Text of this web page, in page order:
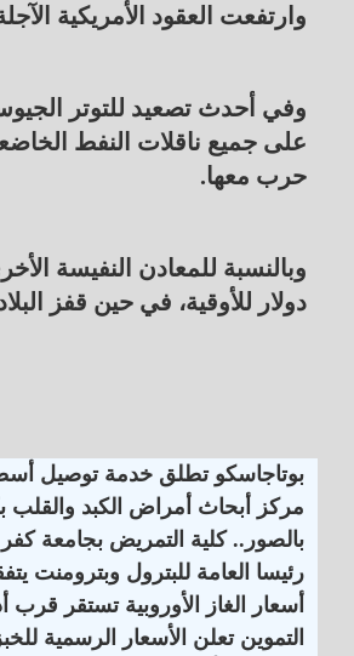
وارتفعت العقود الأمريكية الآجلة للذهب تسليم
وفي أحدث تصعيد للتوتر
على جميع ناقلات النفط
حرب معها.
دولار للأوقية، في حين قفز البلاديوم 6.1 بالمئة إلى 1865.93
بوتاجاسكو تطلق خدمة توصيل
مركز أبحاث أمراض الكبد والقلب
بالصور.. كلية التمريض بجامعة
رئيسا العامة للبترول وبترومنت
أسعار الغاز الأوروبية تستقر قرب أدنى
التموين تعلن الأسعار الرسمية